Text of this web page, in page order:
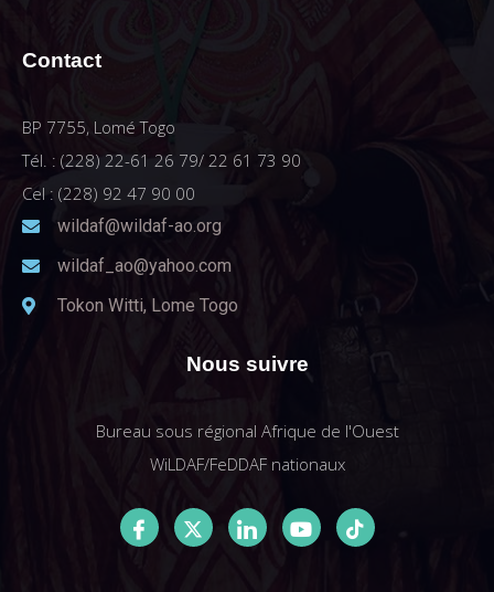
Contact
BP 7755, Lomé Togo
Tél. : (228) 22-61 26 79/ 22 61 73 90
Cel : (228) 92 47 90 00
wildaf@wildaf-ao.org
wildaf_ao@yahoo.com
Tokon Witti, Lome Togo
Nous suivre
Bureau sous régional Afrique de l'Ouest
WiLDAF/FeDDAF nationaux